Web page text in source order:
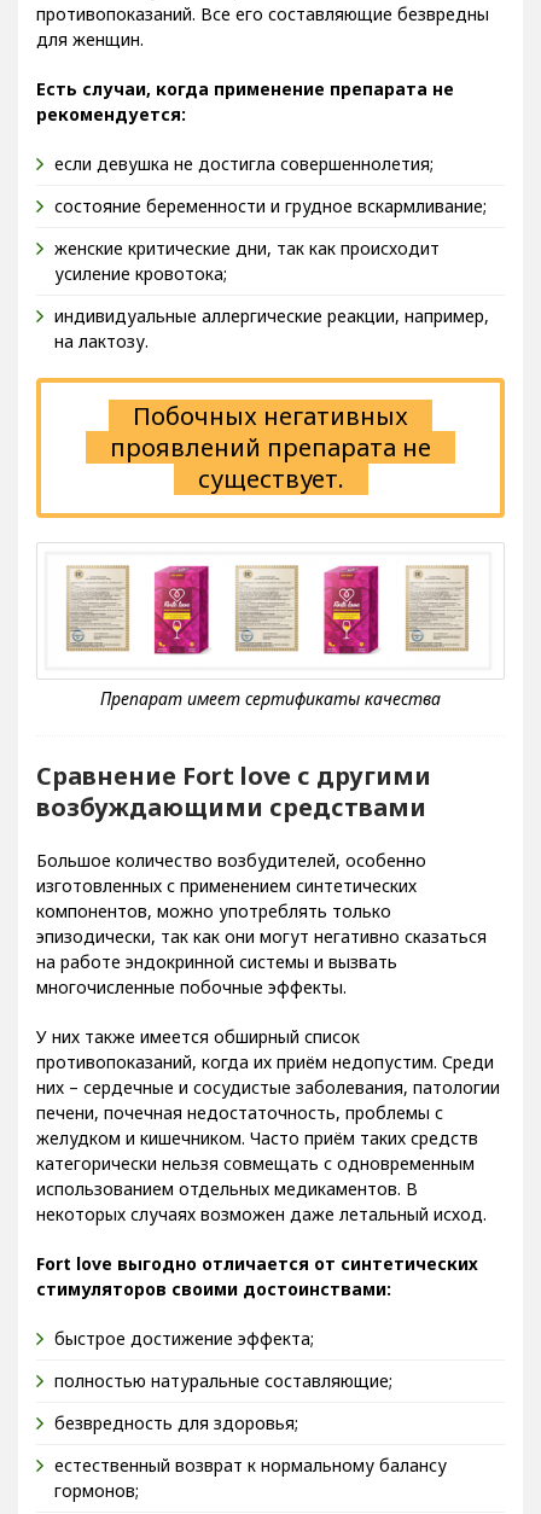
противопоказаний. Все его составляющие безвредны
для женщин.
Есть случаи, когда применение препарата не
рекомендуется:
если девушка не достигла совершеннолетия;
состояние беременности и грудное вскармливание;
женские критические дни, так как происходит
усиление кровотока;
индивидуальные аллергические реакции, например,
на лактозу.
Побочных негативных
проявлений препарата не
существует.
Сравнение Fort love с другими
возбуждающими средствами
Большое количество возбудителей, особенно
изготовленных с применением синтетических
компонентов, можно употреблять только
эпизодически, так как они могут негативно сказаться
на работе эндокринной системы и вызвать
многочисленные побочные эффекты.
У них также имеется обширный список
противопоказаний, когда их приём недопустим. Среди
них – сердечные и сосудистые заболевания, патологии
печени, почечная недостаточность, проблемы с
желудком и кишечником. Часто приём таких средств
категорически нельзя совмещать с одновременным
использованием отдельных медикаментов. В
некоторых случаях возможен даже летальный исход.
Fort love выгодно отличается от синтетических
стимуляторов своими достоинствами:
быстрое достижение эффекта;
полностью натуральные составляющие;
безвредность для здоровья;
естественный возврат к нормальному балансу
гормонов;